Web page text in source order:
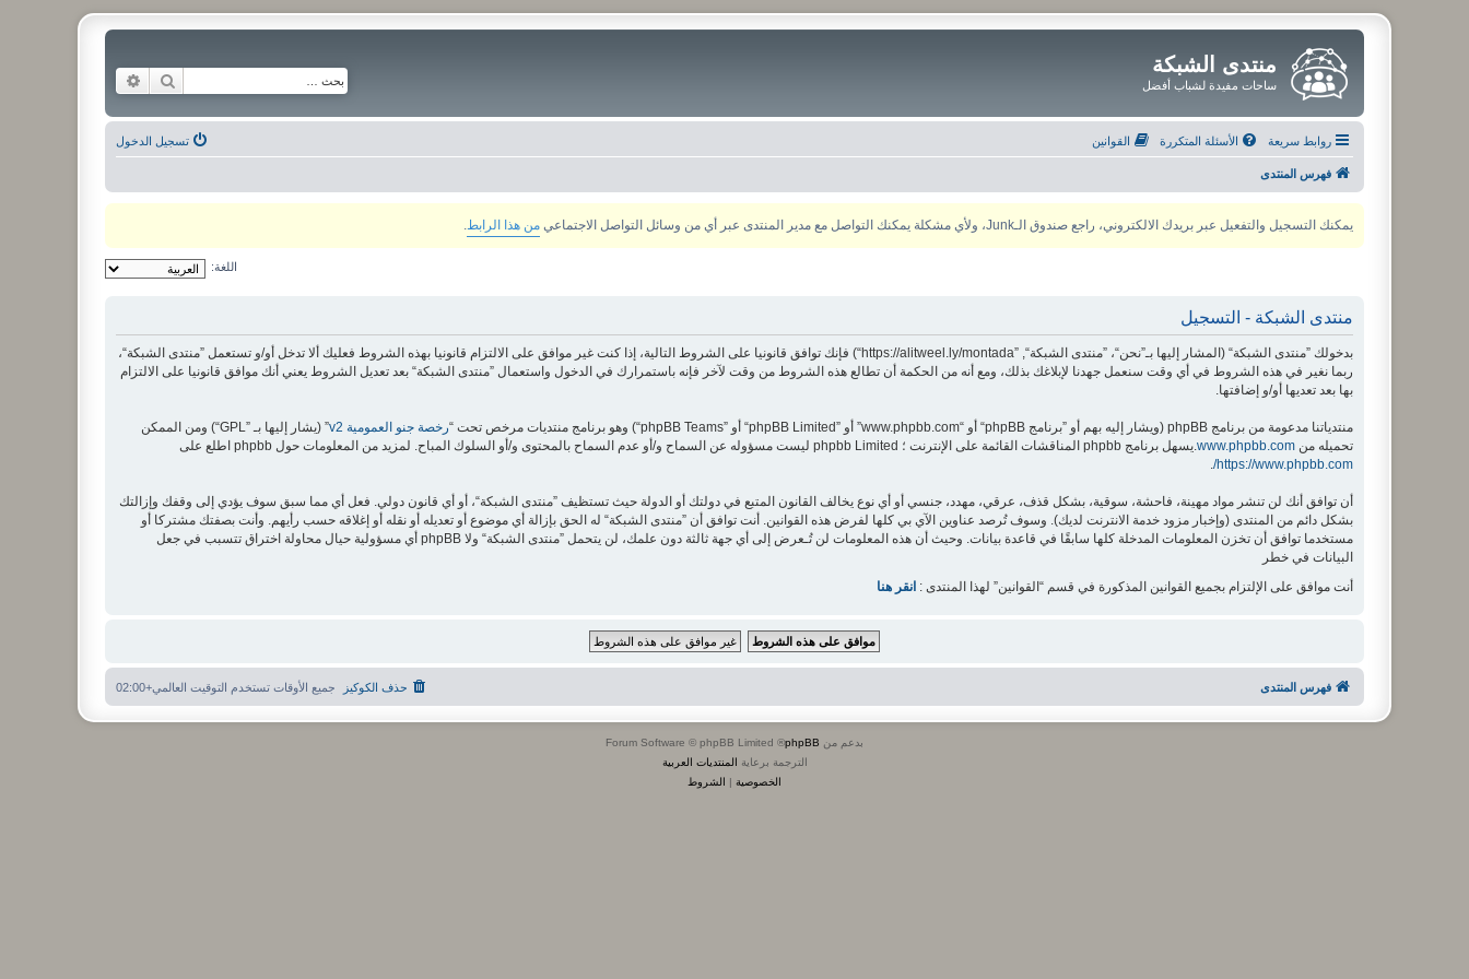
منتدى الشبكة
ساحات مفيدة لشباب أفضل بحث
روابط سريعة الأسئلة المتكررة القوانين تسجيل الدخول
فهرس المنتدى
يمكنك التسجيل والتفعيل عبر بريدك الالكتروني، راجع صندوق الـJunk، ولأي مشكلة يمكنك التواصل مع مدير المنتدى عبر أي من وسائل التواصل الاجتماعي من هذا الرابط
اللغة:
منتدى الشبكة - التسجيل
بدخولك ”منتدى الشبكة“ (المشار إليها بـ”نحن“، ”منتدى الشبكة“, ”https://alitweel.ly/montada“) فإنك توافق قانونيا على الشروط التالية، إذا كنت غير موافق على الالتزام قانونيا بهذه الشروط فعليك ألا تدخل أو/و تستعمل ”منتدى الشبكة“،
ربما نغير في هذه الشروط في أي وقت سنعمل جهدنا لإبلاغك بذلك، ومع أنه من الحكمة أن تطالع هذه الشروط من وقت لآخر فإنه باستمرارك في الدخول واستعمال ”منتدى الشبكة“ بعد تعديل الشروط يعني أنك موافق قانونيا على الالتزام
بها بعد تعديها أو/و إضافتها.
منتدياتنا مدعومة من برنامج phpBB (ويشار إليه بهم أو ”برنامج phpBB“ أو “www.phpbb.com” أو ”phpBB Limited“ أو ”phpBB Teams“) وهو برنامج منتديات مرخص تحت “ رخصة جنو العمومية v2
” (يشار إليها بـ ”GPL“) ومن الممكن
تحميله من www.phpbb.com.يسهل برنامج phpbb المناقشات القائمة على الإنترنت ؛ phpbb Limited ليست مسؤوله عن السماح و/أو عدم السماح بالمحتوى و/أو السلوك المباح. لمزيد من المعلومات حول phpbb اطلع على
https://www.phpbb.com/
.
أن توافق أنك لن تنشر مواد مهينة، فاحشة، سوقية، بشكل قذف، عرقي، مهدد، جنسي أو أي نوع يخالف القانون المتبع في دولتك أو الدولة حيث تستظيف ”منتدى الشبكة“، أو أي قانون دولي. فعل أي مما سبق سوف يؤدي إلى وقفك وإزالتك
بشكل دائم من المنتدى (وإخبار مزود خدمة الانترنت لديك). وسوف تُرصد عناوين الآي بي كلها لفرض هذه القوانين. أنت توافق أن ”منتدى الشبكة“ له الحق بإزالة أي موضوع أو تعديله أو نقله أو إغلاقه حسب رأيهم. وأنت بصفتك مشتركا أو
مستخدما توافق أن تخزن المعلومات المدخلة كلها سابقًا في قاعدة بيانات. وحيث أن هذه المعلومات لن تُـعرض إلى أي جهة ثالثة دون علمك، لن يتحمل ”منتدى الشبكة“ ولا phpBB أي مسؤولية حيال محاولة اختراق تتسبب في جعل
البيانات في خطر
أنت موافق على الإلتزام بجميع القوانين المذكورة في قسم “القوانين” لهذا المنتدى : انقر هنا
فهرس المنتدى جميع الأوقات تستخدم التوقيت العالمي+02:00 حذف الكوكيز
بدعم من phpBB
® Forum Software © phpBB Limited
الترجمة برعاية المنتديات العربية
الخصوصية | الشروط